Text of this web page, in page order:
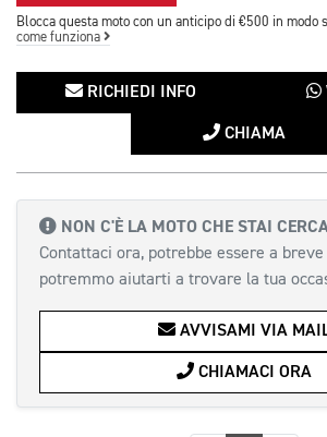
Blocca questa moto con un anticipo di €500 in modo
come funziona
RICHIEDI INFO
CHIAMA
NON C'È LA MOTO CHE STAI
Contattaci ora, potrebbe essere a
potremmo aiutarti a trovare la tua
AVVISAMI VIA
CHIAMACI ORA